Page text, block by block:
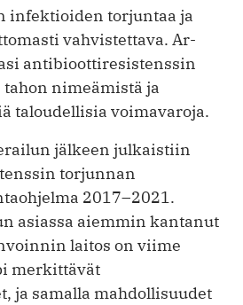
infektioiden torjuntaa ja
vahvistettava. Ar­
antibioottiresistenssin
nimeämistä ja
taloudellisia voimavaroja.
jälkeen julkaistiin
torjunnan
2017–2021.
asiassa aiemmin kantanut
laitos on viime
merkittävät
ja samalla mahdollisuudet